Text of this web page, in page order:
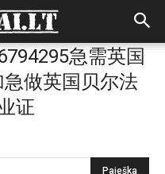
急需英国
做英国贝尔法
证